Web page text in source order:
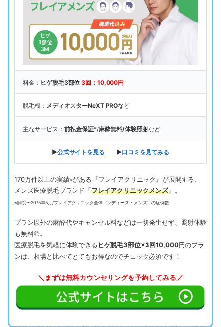
料金： ヒゲ脱毛3部位 3回：10,000円
脱毛機： メディオスターNeXT PROなど
主なサービス： 前払金保証*/麻酔無料/体験照射など
▶公式サイトを見る ▶口コミを見てみる
170万件以上の実績※がある『フレイアクリニック』が展開する、
メンズ医療脱毛ブランド「フレイアクリニックメンズ」。
※開院〜2025年5月/フレイアクリニック全体（レディース・メンズ）の症例数
プラン以外の麻酔代やキャンセル料などは一切発生せず、照射体験
も無料◎。
医療脱毛を気軽に体験できるヒゲ脱毛3部位×3回10,000円のプラ
ンは、相場と比べてとてもお得なのでチェック必須です！
＼まずは無料カウンセリングを予約してみる／